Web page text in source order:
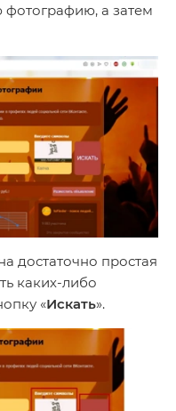
а затем
достаточно простая
каких-либо
«Искать».